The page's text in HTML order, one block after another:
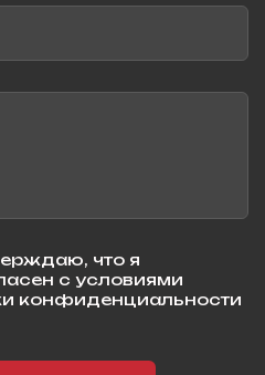
что я
с условиями
конфиденциальности